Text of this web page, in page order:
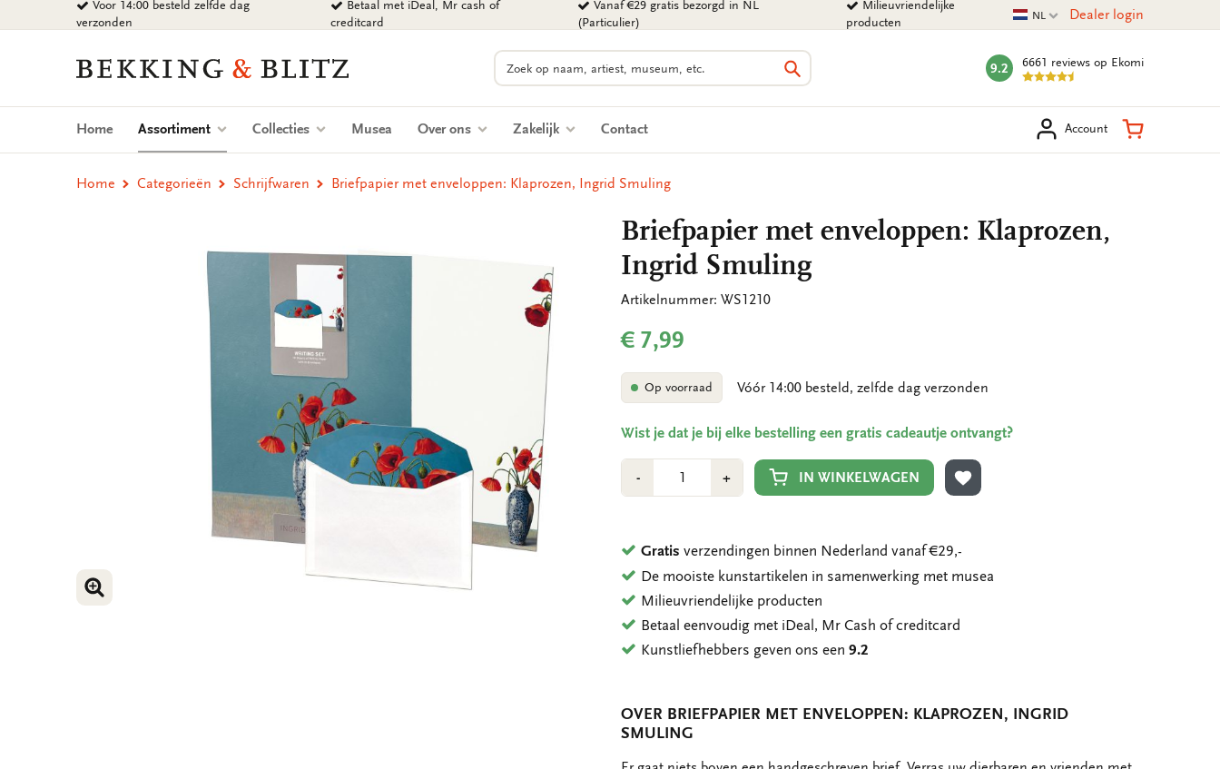
naar
Voor 14:00 besteld zelfde dag
verzonden
Betaal met iDeal, Mr cash of
creditcard
Vanaf €29 gratis bezorgd in NL
(Particulier)
Milieuvriendelijke
producten
Huidige taal
NL Dealer login
Bekking
Blitz
Uitgevers
Zoeken
Zoeken
mark:
9.2 6661 reviews op Ekomi
Home Assortiment (current)Collecties Musea Over ons Zakelijk Contact Account Winkelmand
Home Categorieën Schrijfwaren Briefpapier met enveloppen: Klaprozen, Ingrid Smuling
VERGROOT AFBEELDING
Briefpapier met enveloppen: Klaprozen,
Ingrid Smuling
Artikelnummer: WS1210
€ 7,99
Op voorraad Vóór 14:00 besteld, zelfde dag verzonden
Wist je dat je bij elke bestelling een gratis cadeautje ontvangt?
-Min
1
+Plus
1
IN WINKELWAGEN
TOEVOEGEN AAN VERLANGLIJST
Gratis verzendingen binnen Nederland vanaf €29,-
De mooiste kunstartikelen in samenwerking met musea
Milieuvriendelijke producten
Betaal eenvoudig met iDeal, Mr Cash of creditcard
Kunstliefhebbers geven ons een9.2
OVER BRIEFPAPIER MET ENVELOPPEN: KLAPROZEN, INGRID
SMULING